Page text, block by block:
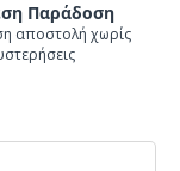
Παράδοση
αποστολή χωρίς